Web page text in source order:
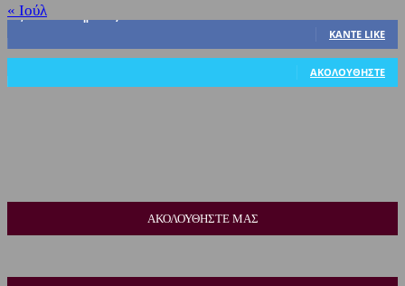
« Ιούλ
3,822
ΚΆΝΤΕ LIKE
ΑΚΟΛΟΥΘΉΣΤΕ
ΑΚΟΛΟΥΘΗΣΤΕ ΜΑΣ